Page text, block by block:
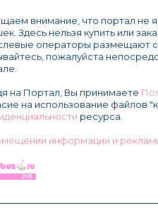
внимание, что портал не
Здесь нельзя купить или
операторы размещают
пожалуйста
на Портал, Вы принимаете
на использование файлов
ресурса.
информации и